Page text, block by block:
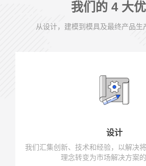
我们的 4 大
从设计，建模到模具及最终产品生
设计
我们汇集创新、技术和经验，以解决
理念转变为市场解决方案的